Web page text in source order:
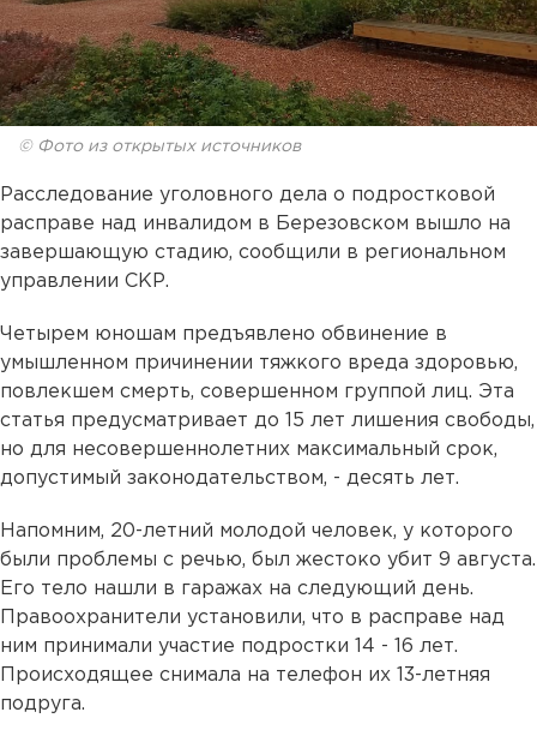
© Фото из открытых источников
Расследование уголовного дела о подростковой
расправе над инвалидом в Березовском вышло на
завершающую стадию, сообщили в региональном
управлении СКР.
Четырем юношам предъявлено обвинение в
умышленном причинении тяжкого вреда здоровью,
повлекшем смерть, совершенном группой лиц. Эта
статья предусматривает до 15 лет лишения свободы,
но для несовершеннолетних максимальный срок,
допустимый законодательством, - десять лет.
Напомним, 20-летний молодой человек, у которого
были проблемы с речью, был жестоко убит 9 августа.
Его тело нашли в гаражах на следующий день.
Правоохранители установили, что в расправе над
ним принимали участие подростки 14 - 16 лет.
Происходящее снимала на телефон их 13-летняя
подруга.